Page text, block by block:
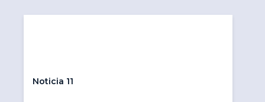
Noticia 11